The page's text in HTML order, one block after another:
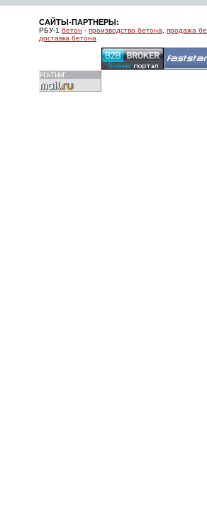
САЙТЫ-ПАРТНЕРЫ:
РБУ-1 бетон - производство бетона
продажа
доставка бетона